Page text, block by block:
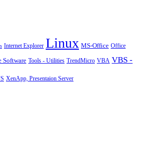
Internet Explorer Linux MS-Office Office
Software Tools - Utilities TrendMicro VBA VBS -
XenApp, Presentaion Server